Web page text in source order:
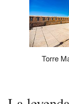
Torre